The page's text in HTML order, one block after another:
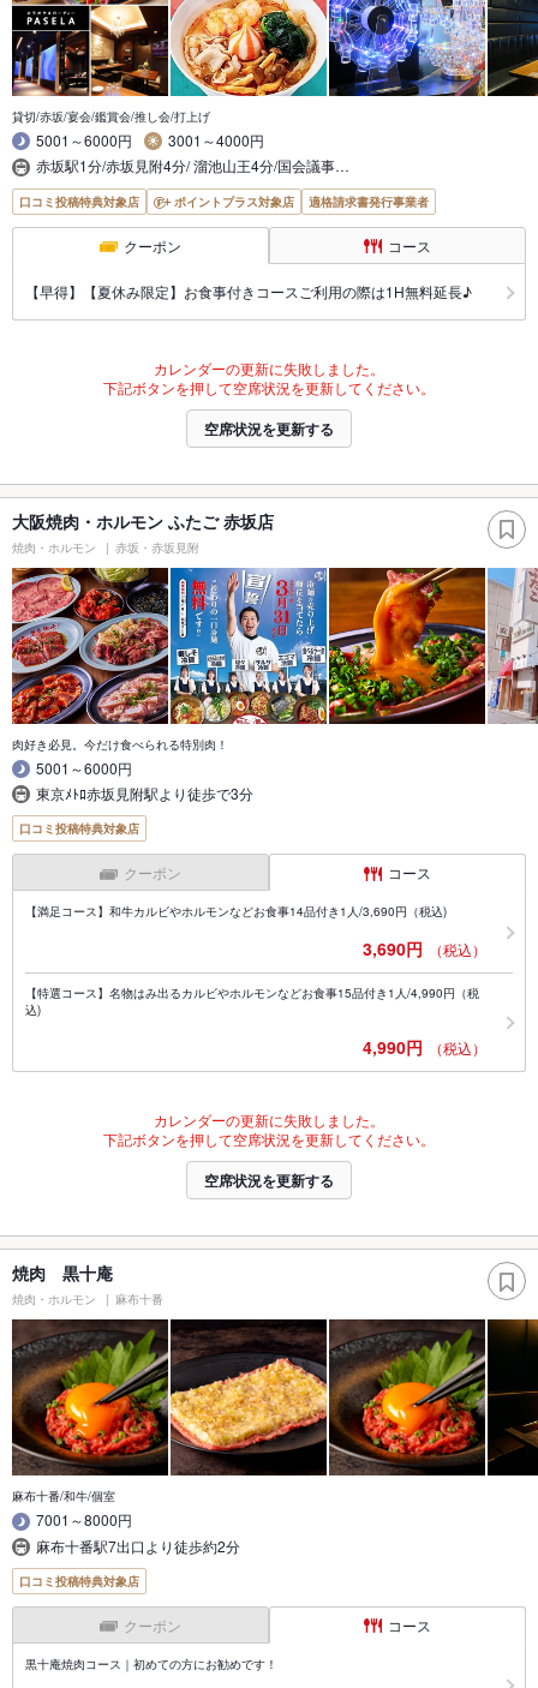
貸切/赤坂/宴会/鑑賞会/推し会/打上げ
5001～6000円
3001～4000円
赤坂駅1分/赤坂見附4分/ 溜池山王4分/国会議事…
口コミ投稿特典対象店 ポイントプラス対象店 適格請求書発行事業者
クーポン コース
【早得】【夏休み限定】お食事付きコースご利用の際は1H無料延長♪
カレンダーの更新に失敗しました。
下記ボタンを押して空席状況を更新してください。
空席状況を更新する
大阪焼肉・ホルモン ふたご 赤坂店
焼肉・ホルモン 赤坂・赤坂見附
肉好き必見。今だけ食べられる特別肉！
5001～6000円
東京ﾒﾄﾛ赤坂見附駅より徒歩で3分
口コミ投稿特典対象店
クーポン コース
【満足コース】和牛カルビやホルモンなどお食事14品付き1人/3,690円（税込)
3,690円 （税込）
【特選コース】名物はみ出るカルビやホルモンなどお食事15品付き1人/4,990円（税
込)
4,990円 （税込）
カレンダーの更新に失敗しました。
下記ボタンを押して空席状況を更新してください。
空席状況を更新する
焼肉 黒十庵
焼肉・ホルモン 麻布十番
麻布十番/和牛/個室
7001～8000円
麻布十番駅7出口より徒歩約2分
口コミ投稿特典対象店
クーポン コース
黒十庵焼肉コース｜初めての方にお勧めです！